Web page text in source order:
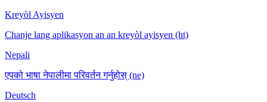
Kreyòl Ayisyen
Chanje lang aplikasyon an an kreyòl ayisyen (ht)
Nepali
एपको भाषा नेपालीमा परिवर्तन गर्नुहोस् (ne)
Deutsch